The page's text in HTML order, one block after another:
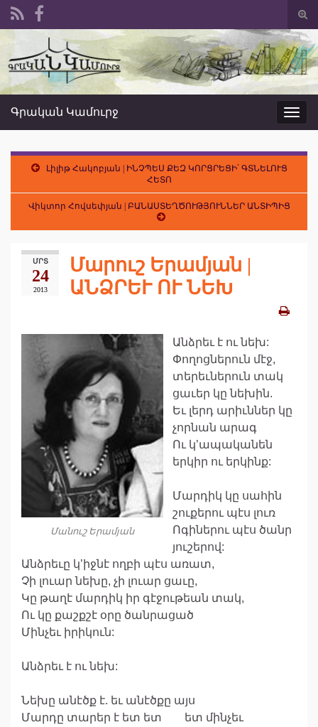
form
Search for:
Գրական Կամուրջ
Լիլիթ Հակոբյան | ԻՆՉՊԵՍ ՔԵԶ ԿՈՐՑՐԵՑԻ՝ ԳՏՆԵԼՈՒՑ
ՀԵՏՈ
Վիկտոր Հովսեփյան | ԲԱՆԱՍՏԵՂԾՈՒԹՅՈՒՆՆԵՐ ԱՆՏԻՊԻՑ
ՄՐՏ
24
2013
Մարուշ Երամյան |
ԱՆՁՐԵՒ ՈՒ ՆԵԽ
Մանուշ Երամյան
Անձրեւ է ու նեխ:
Փողոցներուն մէջ,
տերեւներուն տակ
ցաւեր կը նեխին.
Եւ լերդ արիւններ կը
չորնան արագ
Ու կ’ապականեն
երկիր ու երկինք:
Մարդիկ կը սահին
շուքերու պէս լուռ
Ոգիներու պէս ծանր
յուշերով:
Անձրեւը կ’իջնէ ողբի պէս առատ,
Չի լուար նեխը, չի լուար ցաւը,
Կը թաղէ մարդիկ իր գէջութեան տակ,
Ու կը քաշքշէ օրը ծանրացած
Մինչեւ իրիկուն:
Անձրեւ է ու նեխ:
Նեխը անէծք է. եւ անէծքը այս
Մարդը տարեր է ետ ետ ետ մինչեւ